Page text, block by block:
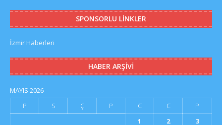
SPONSORLU LINKLER
İzmir Haberleri
HABER ARŞIVI
MAYIS 2026
P
S Ç P C C
P
1
2 3